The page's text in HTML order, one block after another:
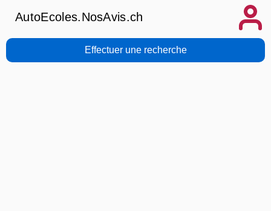
AutoEcoles.NosAvis.ch
Effectuer une recherche